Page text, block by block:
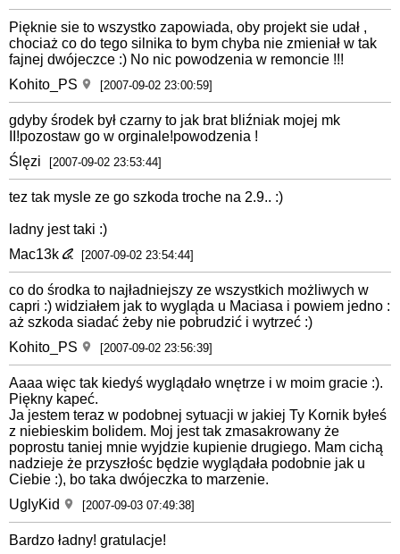
Pięknie sie to wszystko zapowiada, oby projekt sie udał ,
chociaż co do tego silnika to bym chyba nie zmieniał w tak
fajnej dwójeczce :) No nic powodzenia w remoncie !!!
Kohito_PS
[2007-09-02 23:00:59]
gdyby środek był czarny to jak brat bliźniak mojej mk
II!pozostaw go w orginale!powodzenia !
Ślęzi
[2007-09-02 23:53:44]
tez tak mysle ze go szkoda troche na 2.9.. :)
ladny jest taki :)
Mac13k
[2007-09-02 23:54:44]
co do środka to najładniejszy ze wszystkich możliwych w
capri :) widziałem jak to wygląda u Maciasa i powiem jedno :
aż szkoda siadać żeby nie pobrudzić i wytrzeć :)
Kohito_PS
[2007-09-02 23:56:39]
Aaaa więc tak kiedyś wyglądało wnętrze i w moim gracie :).
Piękny kapeć.
Ja jestem teraz w podobnej sytuacji w jakiej Ty Kornik byłeś
z niebieskim bolidem. Moj jest tak zmasakrowany że
poprostu taniej mnie wyjdzie kupienie drugiego. Mam cichą
nadzieje że przyszłośc będzie wyglądała podobnie jak u
Ciebie :), bo taka dwójeczka to marzenie.
UglyKid
[2007-09-03 07:49:38]
Bardzo ładny! gratulacje!